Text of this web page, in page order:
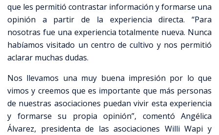
que les permitió contrastar información y formarse una
opinión a partir de la experiencia directa. “Para
nosotras fue una experiencia totalmente nueva. Nunca
habíamos visitado un centro de cultivo y nos permitió
aclarar muchas dudas.
Nos llevamos una muy buena impresión por lo que
vimos y creemos que es importante que más personas
de nuestras asociaciones puedan vivir esta experiencia
y formarse su propia opinión”, comentó Angélica
Álvarez, presidenta de las asociaciones Willi Wapi y